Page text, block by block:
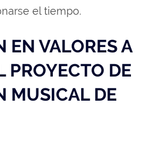
el tiempo.
EN VALORES A
PROYECTO DE
MUSICAL DE